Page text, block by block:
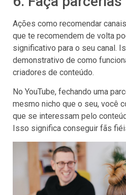
Ações como recomendar
que te recomendem de volta
significativo para o seu canal.
demonstrativo de como
criadores de conteúdo.
No YouTube, fechando uma
mesmo nicho que o seu, você
que se interessam pelo
Isso significa conseguir fãs